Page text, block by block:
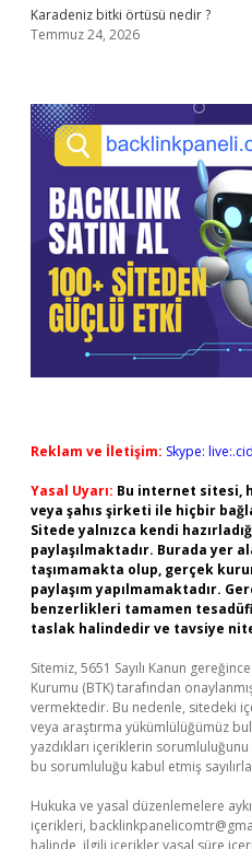
Karadeniz bitki örtüsü nedir ?
Temmuz 24, 2026
Reklam ve İletişim: Skype:
Yasal Uyarı: Bu internet sitesi,
veya şahıs şirketi ile hiçbir
Sitede yalnızca kendi
paylaşılmaktadır. Burada yer
taşımamakta olup, gerçek
paylaşım yapılmamaktadır.
benzerlikleri tamamen
taslak halindedir ve tavsiye
Sitemiz, 5651 Sayılı Kanun
Kurumu (BTK) tarafından
vermektedir. Bu nedenle, sitedeki
veya araştırma yükümlülüğümüz
yazdıkları içeriklerin
bu sorumluluğu kabul etmiş
Hukuka ve yasal düzenlemelere
içerikleri,
halinde, ilgili içerikler yasal süre